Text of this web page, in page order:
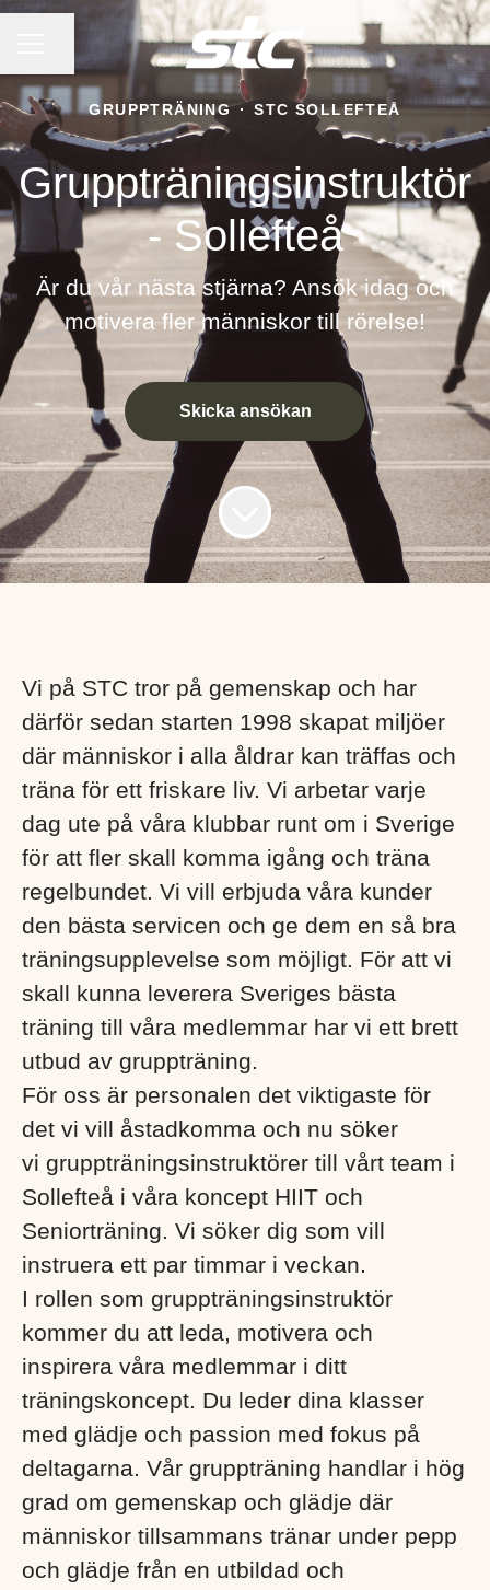
KARRIÄRMENY
Dela sidan
GRUPPTRÄNING · STC SOLLEFTEÅ
Gruppträningsinstruktör
- Sollefteå
Är du vår nästa stjärna? Ansök idag och
motivera fler människor till rörelse!
Skicka ansökan
Vi på STC tror på gemenskap och har
därför sedan starten 1998 skapat miljöer
där människor i alla åldrar kan träffas och
träna för ett friskare liv. Vi arbetar varje
dag ute på våra klubbar runt om i Sverige
för att fler skall komma igång och träna
regelbundet. Vi vill erbjuda våra kunder
den bästa servicen och ge dem en så bra
träningsupplevelse som möjligt. För att vi
skall kunna leverera Sveriges bästa
träning till våra medlemmar har vi ett brett
utbud av gruppträning.
För oss är personalen det viktigaste för
det vi vill åstadkomma och nu söker
vi gruppträningsinstruktörer till vårt team i
Sollefteå i våra koncept HIIT och
Seniorträning. Vi söker dig som vill
instruera ett par timmar i veckan.
I rollen som gruppträningsinstruktör
kommer du att leda, motivera och
inspirera våra medlemmar i ditt
träningskoncept. Du leder dina klasser
med glädje och passion med fokus på
deltagarna. Vår gruppträning handlar i hög
grad om gemenskap och glädje där
människor tillsammans tränar under pepp
och glädje från en utbildad och